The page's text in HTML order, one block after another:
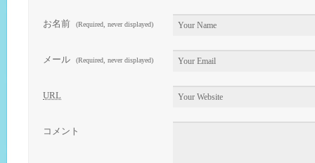
お名前 (Required, never displayed)
メール (Required, never displayed)
URL
コメント